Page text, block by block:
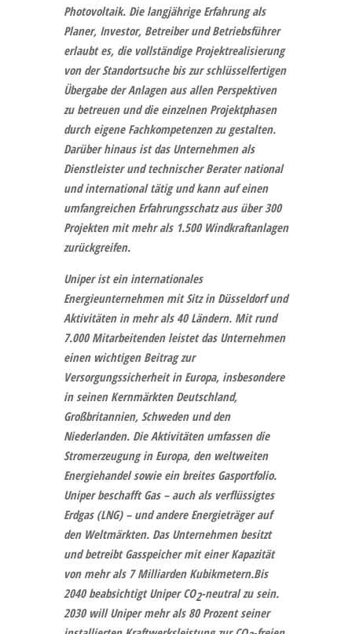
Photovoltaik. Die langjährige Erfahrung als
Planer, Investor, Betreiber und Betriebsführer
erlaubt es, die vollständige Projektrealisierung
von der Standortsuche bis zur schlüsselfertigen
Übergabe der Anlagen aus allen Perspektiven
zu betreuen und die einzelnen Projektphasen
durch eigene Fachkompetenzen zu gestalten.
Darüber hinaus ist das Unternehmen als
Dienstleister und technischer Berater national
und international tätig und kann auf einen
umfangreichen Erfahrungsschatz aus über 300
Projekten mit mehr als 1.500 Windkraftanlagen
zurückgreifen.
Uniperist ein internationales
Energieunternehmen mit Sitz in Düsseldorf und
Aktivitäten in mehr als 40 Ländern. Mit rund
7.000 Mitarbeitenden leistet das Unternehmen
einen wichtigen Beitrag zur
Versorgungssicherheit in Europa, insbesondere
in seinen Kernmärkten Deutschland,
Großbritannien, Schweden und den
Niederlanden. Die Aktivitäten umfassen die
Stromerzeugung in Europa, den weltweiten
Energiehandel sowie ein breites Gasportfolio.
Uniper beschafft Gas – auch als verflüssigtes
Erdgas (LNG) – und andere Energieträger auf
den Weltmärkten. Das Unternehmen besitzt
und betreibt Gasspeicher mit einer Kapazität
von mehr als 7 Milliarden Kubikmetern.Bis
2040 beabsichtigt Uniper CO2-neutral zu sein.
2030 will Uniper mehr als 80 Prozent seiner